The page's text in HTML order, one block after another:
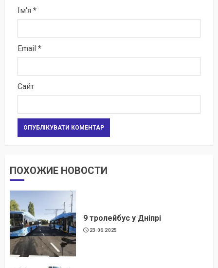
Ім'я *
Email *
Сайт
ПОХОЖИЕ НОВОСТИ
9 тролейбус у Дніпрі
23.06.2025